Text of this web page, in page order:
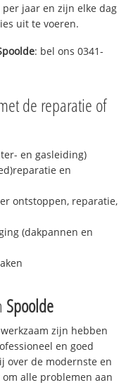
jaar en zijn elke dag
uit te voeren.
: bel ons 0341-
de reparatie of
en gasleiding)
en
ontstoppen, reparatie,
(dakpannen en
Spoolde
zijn hebben
en goed
over de modernste en
alle problemen aan